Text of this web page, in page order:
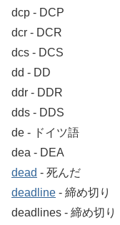
dcp ‐ DCP
dcr ‐ DCR
dcs ‐ DCS
dd ‐ DD
ddr ‐ DDR
dds ‐ DDS
de ‐ ドイツ語
dea ‐ DEA
dead ‐ 死んだ
deadline ‐ 締め切り
deadlines ‐ 締め切り